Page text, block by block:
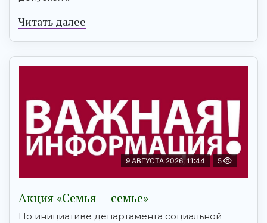
Читать далее
9 АВГУСТА 2026, 11:44 5
Акция «Семья — семье»
По инициативе департамента социальной